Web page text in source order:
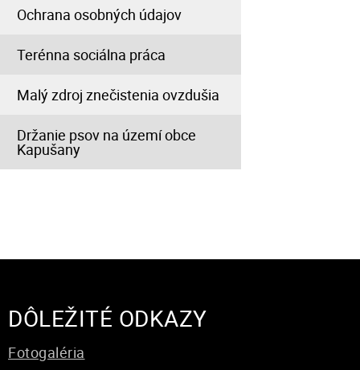
Ochrana osobných údajov
Terénna sociálna práca
Malý zdroj znečistenia ovzdušia
Držanie psov na území obce
Kapušany
DÔLEŽITÉ ODKAZY
Fotogaléria